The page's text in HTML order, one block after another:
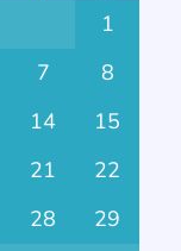
1
7
8
14
15
21
22
28
29